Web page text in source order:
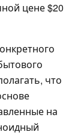
цене $20
что
на